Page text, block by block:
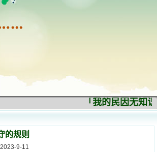
「我的民因无知识
的规则
9-11